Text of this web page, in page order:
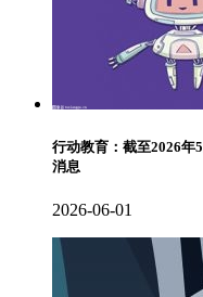
行动教育：截至2026年
消息
2026-06-01